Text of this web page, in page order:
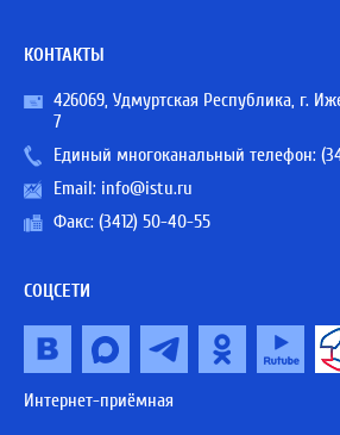
КОНТАКТЫ
426069, Удмуртская Республика, г.
7
Единый многоканальный телефон:
Email: info@istu.ru
Факс: (3412) 50-40-55
СОЦСЕТИ
Интернет-приёмная